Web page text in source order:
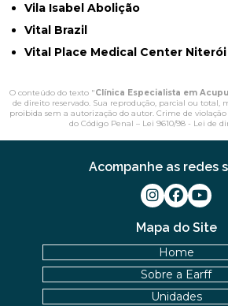
Vila Isabel Abolição
Vital Brazil
Vital Place Medical Center Niterói
O conteúdo do texto "Clínica Especialista em
de direito reservado. Sua reprodução, parcial ou total,
proibida sem a autorização do autor. Crime de
do Código Penal – Lei 9610/98 - Lei de
Mapa do Site
Home
Sobre a Earff
Unidades
Acompanhe as redes